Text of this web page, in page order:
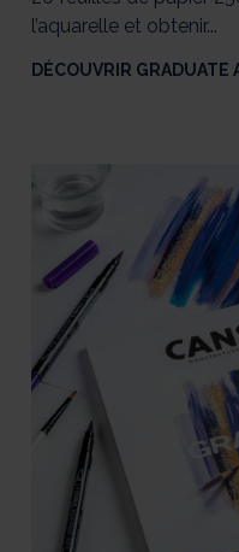
l’aquarelle et obtenir...
DÉCOUVRIR GRADUATE